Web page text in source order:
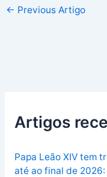
← Previous Artigo
Artigos
Papa Leão XIV tem
até ao final de